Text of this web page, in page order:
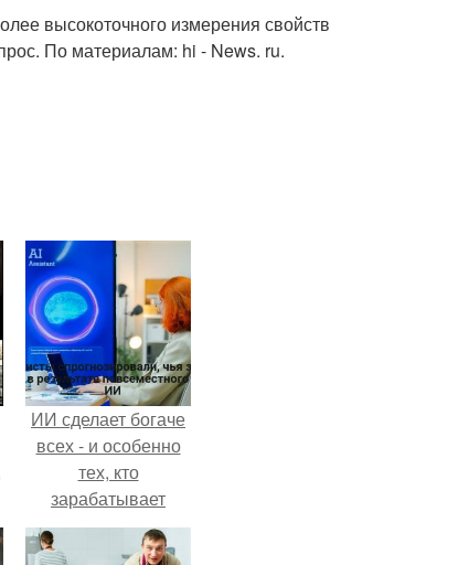
высокоточного измерения свойств
По материалам: hi - News. ru.
ИИ сделает богаче
всех - и особенно
тех, кто
зарабатывает
меньше всего.